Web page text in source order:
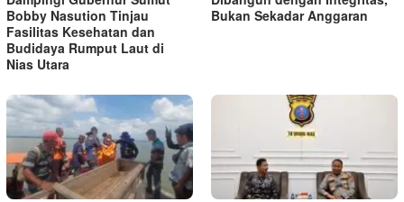
Bobby Nasution Tinjau
Fasilitas Kesehatan dan
Budidaya Rumput Laut di
Nias Utara
Bukan Sekadar Anggaran